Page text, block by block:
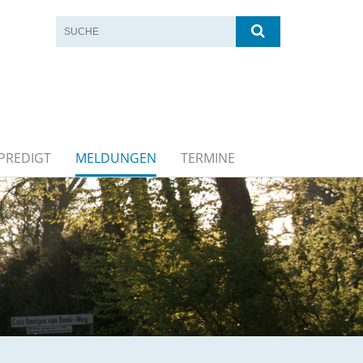
MELDUNGEN TERMINE